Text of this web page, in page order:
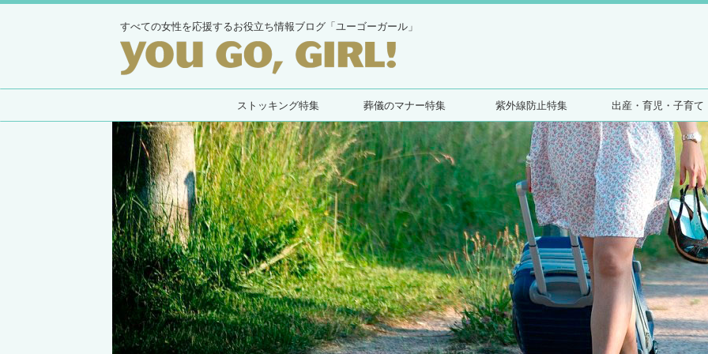
すべての女性を応援するお役立ち情報ブログ「ユーゴーガール」
ストッキング特集 葬儀のマナー特集 紫外線防止特集 出産・育児・子育て